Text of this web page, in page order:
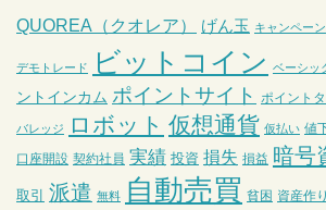
QUOREA（クオレア） げん玉 キャンペーン
デモトレード ビットコイン ベーシッ
ントインカム ポイントサイト ポイント
バレッジ ロボット 仮想通貨 仮払い 値
口座開設 契約社員 実績 投資 損失 損益 暗号
取引 派遣 無料 自動売買 貧困 資産作り